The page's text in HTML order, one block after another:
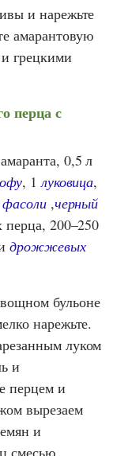
и нарежьте
амарантовую
грецкими
перца с
0,5 л
, 1 луковица,
,черный
перца, 200–250
дрожжевых
бульоне
нарежьте.
луком
и
перцем и
вырезаем
и
смесью